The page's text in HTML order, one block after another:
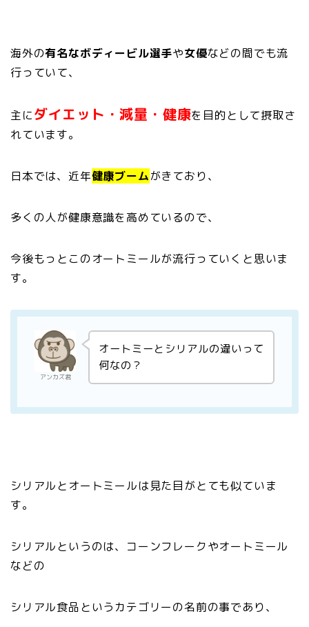
海外の有名なボディービル選手や女優などの間でも流
行っていて、
主にダイエット・減量・健康を目的として摂取さ
れています。
日本では、近年健康ブームがきており、
多くの人が健康意識を高めているので、
今後もっとこのオートミールが流行っていくと思いま
す。
アンカズ君
オートミーとシリアルの違いって
何なの？
シリアルとオートミールは見た目がとても似ていま
す。
シリアルというのは、コーンフレークやオートミール
などの
シリアル食品というカテゴリーの名前の事であり、